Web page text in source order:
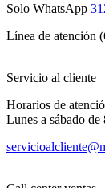
Solo WhatsApp
Línea de atención
Servicio al cliente
Horarios de
Lunes a sábado